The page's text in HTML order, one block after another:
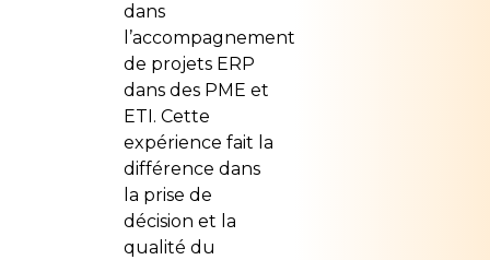
dans
l’accompagnement
de projets ERP
dans des PME et
ETI. Cette
expérience fait la
différence dans
la prise de
décision et la
qualité du